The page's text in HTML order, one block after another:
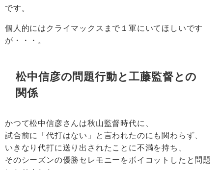
です。
個人的にはクライマックスまで１軍にいてほしいです
が・・・。
松中信彦の問題行動と工藤監督との
関係
かつて松中信彦さんは秋山監督時代に、
試合前に「代打はない」と言われたのにも関わらず、
いきなり代打に送り出されたことに不満を持ち、
そのシーズンの優勝セレモニーをボイコットしたと問題